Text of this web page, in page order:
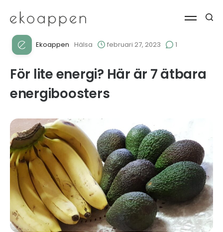
Ekoappen Hälsa februari 27, 2023 1
För lite energi? Här är 7 ätbara
energiboosters